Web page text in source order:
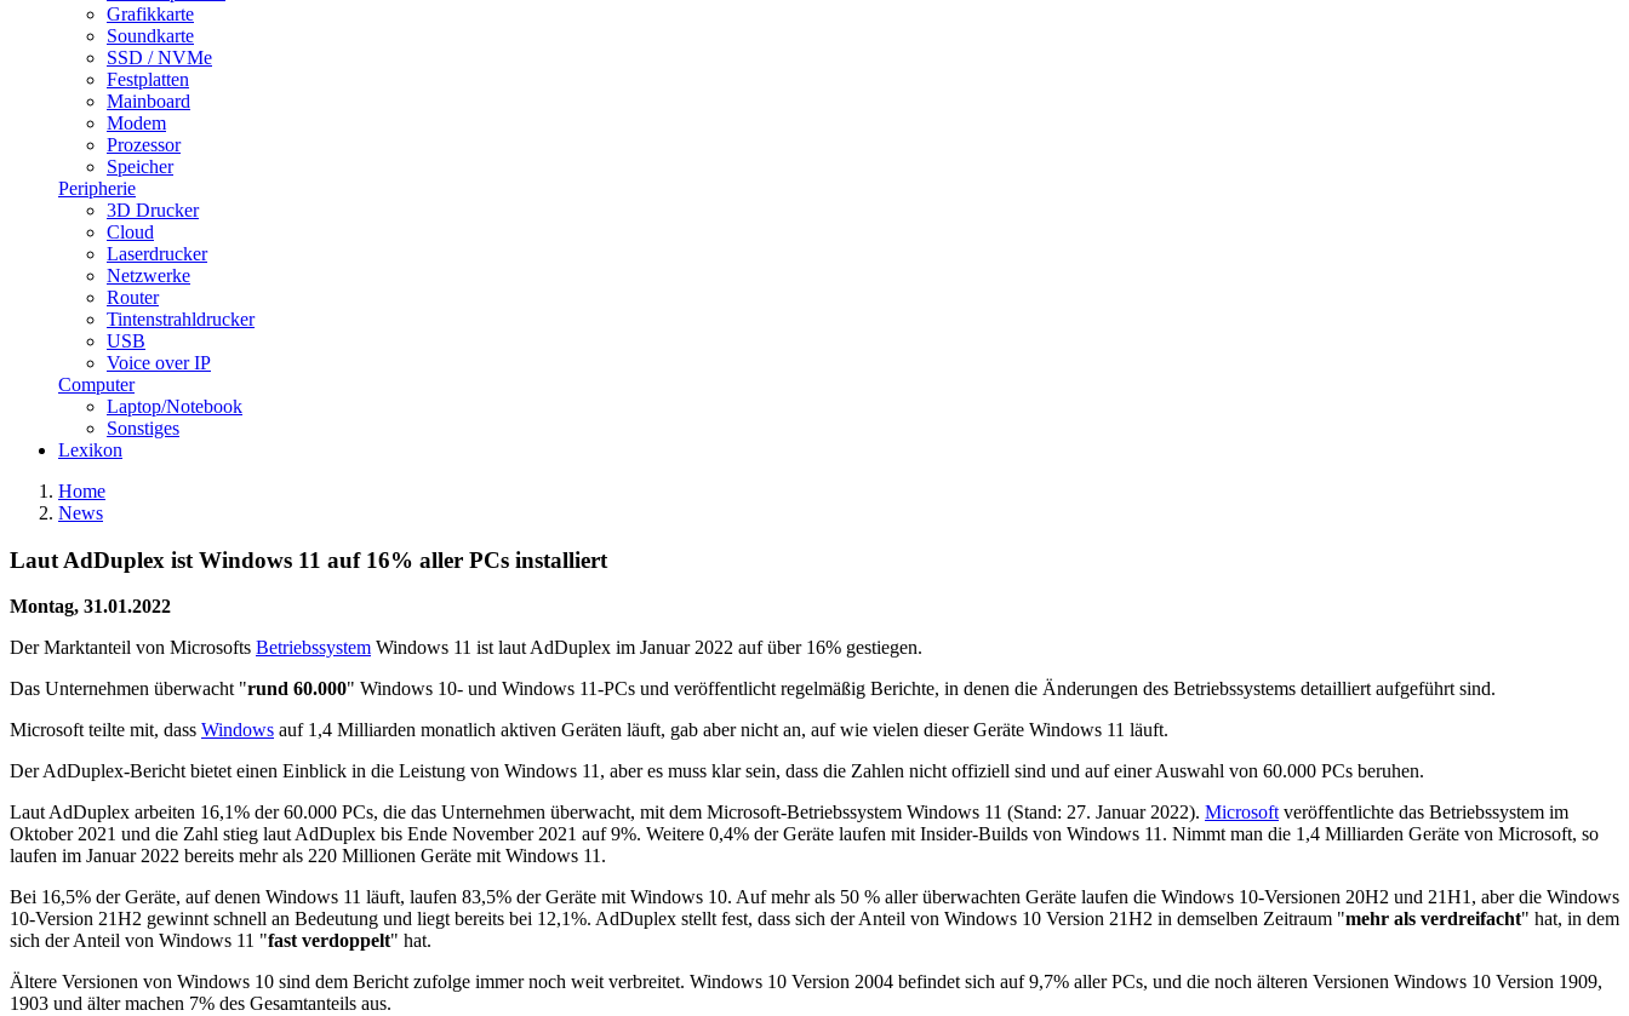
Grafikkarte
Soundkarte
SSD / NVMe
Festplatten
Mainboard
Modem
Prozessor
Speicher
Peripherie
3D Drucker
Cloud
Laserdrucker
Netzwerke
Router
Tintenstrahldrucker
USB
Voice over IP
Computer
Laptop/Notebook
Sonstiges
Lexikon
Home
News
Laut AdDuplex ist Windows 11 auf 16% aller PCs installiert
Montag, 31.01.2022
Der Marktanteil von Microsofts Betriebssystem Windows 11 ist laut AdDuplex im Januar 2022 auf über 16% gestiegen.
Das Unternehmen überwacht "rund 60.000" Windows 10- und Windows 11-PCs und veröffentlicht regelmäßig Berichte, in denen die Änderungen des Betriebssystems detailliert aufgeführt sind.
Microsoft teilte mit, dass Windows auf 1,4 Milliarden monatlich aktiven Geräten läuft, gab aber nicht an, auf wie vielen dieser Geräte Windows 11 läuft.
Der AdDuplex-Bericht bietet einen Einblick in die Leistung von Windows 11, aber es muss klar sein, dass die Zahlen nicht offiziell sind und auf einer Auswahl von 60.000 PCs beruhen.
Laut AdDuplex arbeiten 16,1% der 60.000 PCs, die das Unternehmen überwacht, mit dem Microsoft-Betriebssystem Windows 11 (Stand: 27. Januar 2022). Microsoftveröffentlichte das Betriebssystem im
Oktober 2021 und die Zahl stieg laut AdDuplex bis Ende November 2021 auf 9%. Weitere 0,4% der Geräte laufen mit Insider-Builds von Windows 11. Nimmt man die 1,4 Milliarden Geräte von Microsoft, so
laufen im Januar 2022 bereits mehr als 220 Millionen Geräte mit Windows 11.
Bei 16,5% der Geräte, auf denen Windows 11 läuft, laufen 83,5% der Geräte mit Windows 10. Auf mehr als 50 % aller überwachten Geräte laufen die Windows 10-Versionen 20H2 und 21H1, aber die Windows
10-Version 21H2 gewinnt schnell an Bedeutung und liegt bereits bei 12,1%. AdDuplex stellt fest, dass sich der Anteil von Windows 10 Version 21H2 in demselben Zeitraum "mehr als verdreifacht" hat, in dem
sich der Anteil von Windows 11 "fast verdoppelt" hat.
Ältere Versionen von Windows 10 sind dem Bericht zufolge immer noch weit verbreitet. Windows 10 Version 2004 befindet sich auf 9,7% aller PCs, und die noch älteren Versionen Windows 10 Version 1909,
1903 und älter machen 7% des Gesamtanteils aus.